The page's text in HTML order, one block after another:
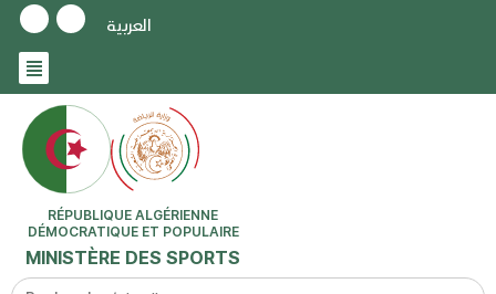
العربية
RÉPUBLIQUE ALGÉRIENNE
DÉMOCRATIQUE ET POPULAIRE
MINISTÈRE DES SPORTS
Search